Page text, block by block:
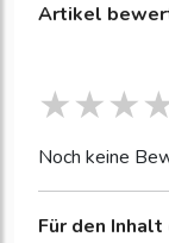
Artikel
Noch keine
Für den